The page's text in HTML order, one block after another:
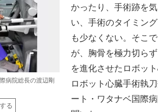
病院総長の渡辺剛
る
かったり、手術跡を
い、手術のタイミン
も少なくない。そこ
が、胸骨を極力切ら
を進化させたロボッ
ロボット心臓手術執
ート・ワタナベ国際